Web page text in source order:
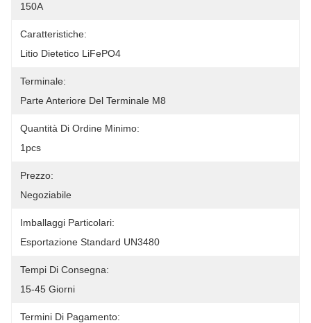
150A
Caratteristiche:
Litio Dietetico LiFePO4
Terminale:
Parte Anteriore Del Terminale M8
Quantità Di Ordine Minimo:
1pcs
Prezzo:
Negoziabile
Imballaggi Particolari:
Esportazione Standard UN3480
Tempi Di Consegna:
15-45 Giorni
Termini Di Pagamento: